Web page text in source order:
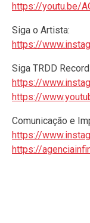
https://youtu.be/
Siga o Artista:
https://
Siga TRDD
https://
https://
Comunicação e
https://
https://